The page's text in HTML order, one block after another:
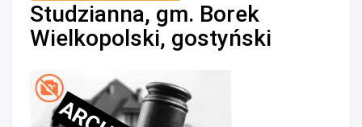
Studzianna, gm. Borek
Wielkopolski, gostyński